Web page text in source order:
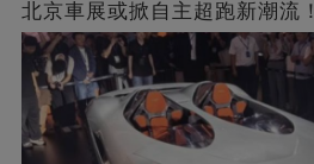
北京車展或掀自主超跑新潮流！